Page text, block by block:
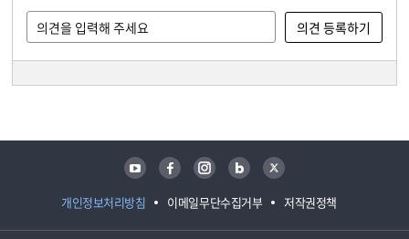
개인정보처리방침 이메일무단수집거부 저작권정책
유튜브 페이스북 인스타그램 블로그 트위터